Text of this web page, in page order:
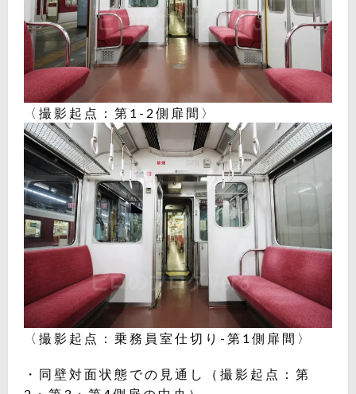
〈撮影起点：第1-2側扉間〉
〈撮影起点：乗務員室仕切り-第1側扉間〉
・同壁対面状態での見通し（撮影起点：第